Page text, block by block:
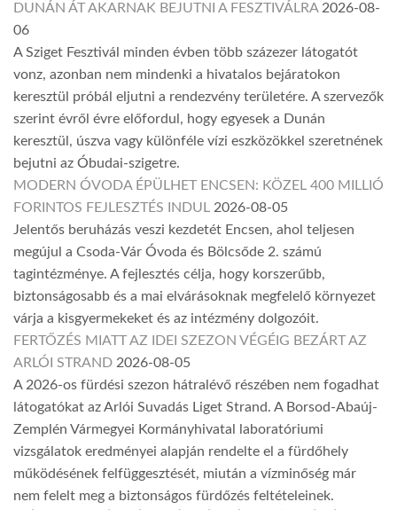
DUNÁN ÁT AKARNAK BEJUTNI A FESZTIVÁLRA 2026-08-
06
A Sziget Fesztivál minden évben több százezer látogatót
vonz, azonban nem mindenki a hivatalos bejáratokon
keresztül próbál eljutni a rendezvény területére. A szervezők
szerint évről évre előfordul, hogy egyesek a Dunán
keresztül, úszva vagy különféle vízi eszközökkel szeretnének
bejutni az Óbudai-szigetre.
MODERN ÓVODA ÉPÜLHET ENCSEN: KÖZEL 400 MILLIÓ
FORINTOS FEJLESZTÉS INDUL 2026-08-05
Jelentős beruházás veszi kezdetét Encsen, ahol teljesen
megújul a Csoda-Vár Óvoda és Bölcsőde 2. számú
tagintézménye. A fejlesztés célja, hogy korszerűbb,
biztonságosabb és a mai elvárásoknak megfelelő környezet
várja a kisgyermekeket és az intézmény dolgozóit.
FERTŐZÉS MIATT AZ IDEI SZEZON VÉGÉIG BEZÁRT AZ
ARLÓI STRAND 2026-08-05
A 2026-os fürdési szezon hátralévő részében nem fogadhat
látogatókat az Arlói Suvadás Liget Strand. A Borsod-Abaúj-
Zemplén Vármegyei Kormányhivatal laboratóriumi
vizsgálatok eredményei alapján rendelte el a fürdőhely
működésének felfüggesztését, miután a vízminőség már
nem felelt meg a biztonságos fürdőzés feltételeinek.